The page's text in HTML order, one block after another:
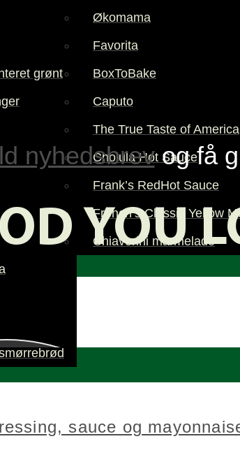
grønt
Økomama
Favorita
BoxToBake
Caputo
The True Taste of America
Cholula Hot Sauce
Frank’s RedHot Sauce
French’s Classic Yellow
Chiaverini marmelade
nyhedsbrevog få
YOU
sauce og